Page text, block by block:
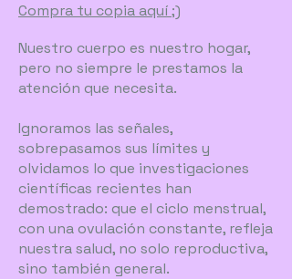
Compra tu copia aquí ;)
Nuestro cuerpo es nuestro hogar,
pero no siempre le prestamos la
atención que necesita.
Ignoramos las señales,
sobrepasamos sus límites y
olvidamos lo que investigaciones
científicas recientes han
demostrado: que el ciclo menstrual,
con una ovulación constante, refleja
nuestra salud, no solo reproductiva,
sino también general.